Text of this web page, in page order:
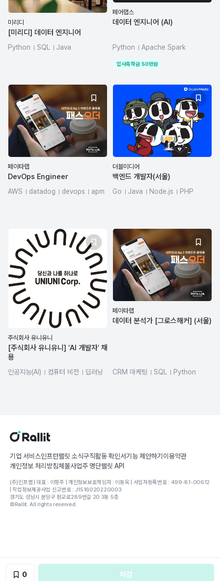
0 마감
미리디
[미리디] 데이터 엔지니어
Python SQL
Java
페어랩스
데이터 엔지니어 (AI)
Python
Apache Spark
Elasticsearch
입사축하금 50만원
페이타랩
DevOps Engineer
AWS datadog devops
apm
더블미디어
백엔드 개발자(서울)
Go Java Node.js
PHP
주식회사 유니유니
[주식회사 유니유니] ‘AI 개발자’ 채
용
인공지능(AI) 컴퓨터 비전
딥러닝
페이타랩
데이터 분석가 [그로스해커] (서울)
CRM 마케팅 SQL
Python
기업 서비스인프런랠릿 소식구직활동 확인서기능 제안하기 이용약관
개인정보 처리방침체불사업주 명단랠릿 API
(주)인프랩 | 대표 : 이형주 | 개인정보보호책임자 : 이동욱 | 사업자등록번호 : 499-81-00612
| 직업정보제공사업 신고번호 : J1516020220003
경기도 성남시 분당구 판교로289번길 20 3동 5층
©Rallit. All rights reserved.